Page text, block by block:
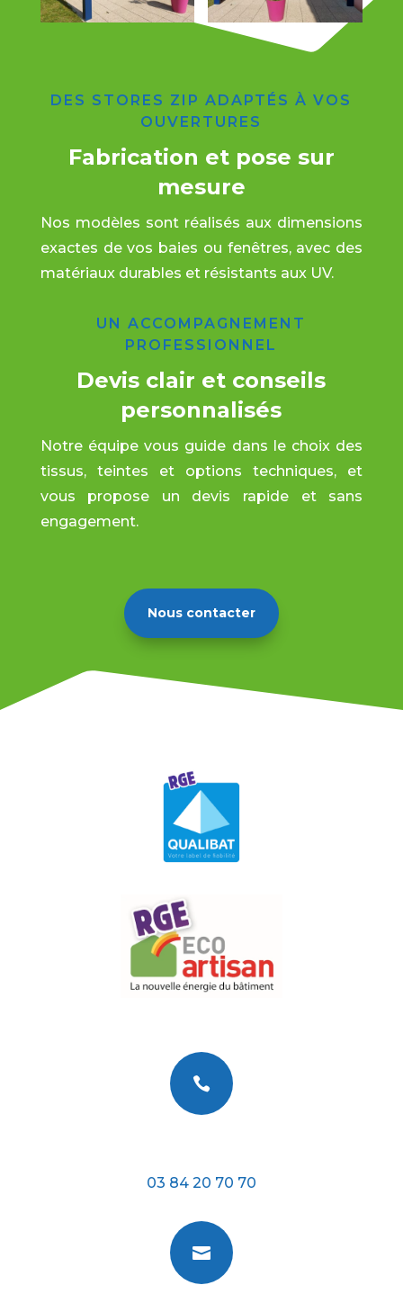
DES STORES ZIP ADAPTÉS À VOS
OUVERTURES
Fabrication et pose sur
mesure
Nos modèles sont réalisés aux dimensions
exactes de vos baies ou fenêtres, avec des
matériaux durables et résistants aux UV.
UN ACCOMPAGNEMENT
PROFESSIONNEL
Devis clair et conseils
personnalisés
Notre équipe vous guide dans le choix des
tissus, teintes et options techniques, et
vous propose un devis rapide et sans
engagement.
Nous contacter

03 84 20 70 70
